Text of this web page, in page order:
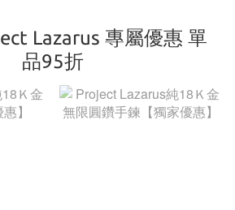
Lazarus 專屬優惠 單
品95折